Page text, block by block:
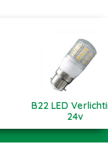
B22 LED
24v